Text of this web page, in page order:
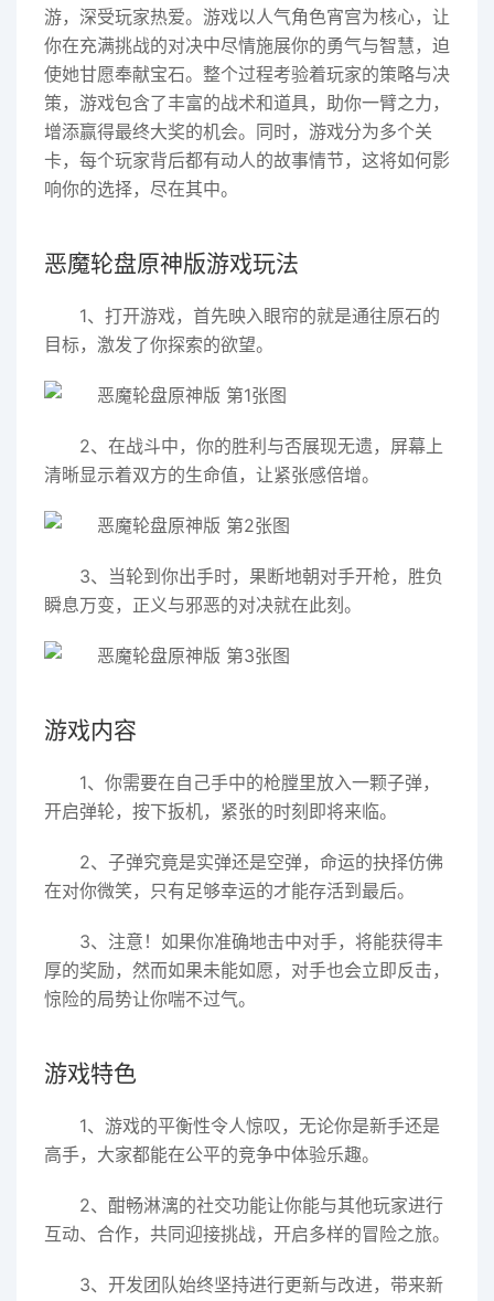
游，深受玩家热爱。游戏以人气角色宵宫为核心，让
你在充满挑战的对决中尽情施展你的勇气与智慧，迫
使她甘愿奉献宝石。整个过程考验着玩家的策略与决
策，游戏包含了丰富的战术和道具，助你一臂之力，
增添赢得最终大奖的机会。同时，游戏分为多个关
卡，每个玩家背后都有动人的故事情节，这将如何影
响你的选择，尽在其中。
恶魔轮盘原神版游戏玩法
1、打开游戏，首先映入眼帘的就是通往原石的
目标，激发了你探索的欲望。
2、在战斗中，你的胜利与否展现无遗，屏幕上
清晰显示着双方的生命值，让紧张感倍增。
3、当轮到你出手时，果断地朝对手开枪，胜负
瞬息万变，正义与邪恶的对决就在此刻。
游戏内容
1、你需要在自己手中的枪膛里放入一颗子弹，
开启弹轮，按下扳机，紧张的时刻即将来临。
2、子弹究竟是实弹还是空弹，命运的抉择仿佛
在对你微笑，只有足够幸运的才能存活到最后。
3、注意！如果你准确地击中对手，将能获得丰
厚的奖励，然而如果未能如愿，对手也会立即反击，
惊险的局势让你喘不过气。
游戏特色
1、游戏的平衡性令人惊叹，无论你是新手还是
高手，大家都能在公平的竞争中体验乐趣。
2、酣畅淋漓的社交功能让你能与其他玩家进行
互动、合作，共同迎接挑战，开启多样的冒险之旅。
3、开发团队始终坚持进行更新与改进，带来新